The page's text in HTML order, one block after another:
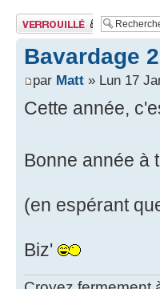
Sujet verrouillé
Bavardage
par Matt » Lun 17
Cette année,
Bonne année à
(en espérant
Biz'